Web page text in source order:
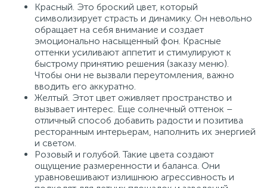
Красный. Это броский цвет, который
символизирует страсть и динамику. Он невольно
обращает на себя внимание и создает
эмоционально насыщенный фон. Красные
оттенки усиливают аппетит и стимулируют к
быстрому принятию решения (заказу меню).
Чтобы они не вызвали переутомления, важно
вводить его аккуратно.
Желтый. Этот цвет оживляет пространство и
вызывает интерес. Еще солнечный оттенок –
отличный способ добавить радости и позитива
ресторанным интерьерам, наполнить их энергией
и светом.
Розовый и голубой. Такие цвета создают
ощущение размеренности и баланса. Они
уравновешивают излишнюю агрессивность и